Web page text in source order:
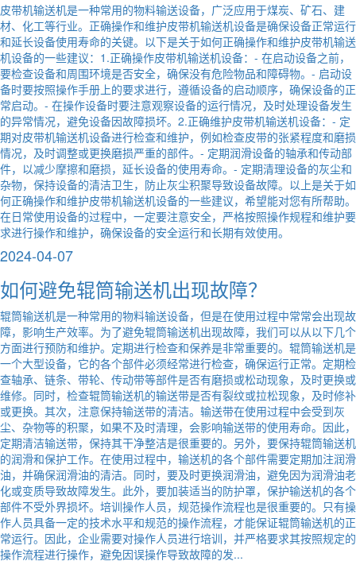
皮带机输送机是一种常用的物料输送设备，广泛应用于煤炭、矿石、建
材、化工等行业。正确操作和维护皮带机输送机设备是确保设备正常运行
和延长设备使用寿命的关键。以下是关于如何正确操作和维护皮带机输送
机设备的一些建议：1.正确操作皮带机输送机设备：- 在启动设备之前，
要检查设备和周围环境是否安全，确保没有危险物品和障碍物。- 启动设
备时要按照操作手册上的要求进行，遵循设备的启动顺序，确保设备的正
常启动。- 在操作设备时要注意观察设备的运行情况，及时处理设备发生
的异常情况，避免设备因故障损坏。2.正确维护皮带机输送机设备：- 定
期对皮带机输送机设备进行检查和维护，例如检查皮带的张紧程度和磨损
情况，及时调整或更换磨损严重的部件。- 定期润滑设备的轴承和传动部
件，以减少摩擦和磨损，延长设备的使用寿命。- 定期清理设备的灰尘和
杂物，保持设备的清洁卫生，防止灰尘积聚导致设备故障。以上是关于如
何正确操作和维护皮带机输送机设备的一些建议，希望能对您有所帮助。
在日常使用设备的过程中，一定要注意安全，严格按照操作规程和维护要
求进行操作和维护，确保设备的安全运行和长期有效使用。
2024-04-07
如何避免辊筒输送机出现故障？
辊筒输送机是一种常用的物料输送设备，但是在使用过程中常常会出现故
障，影响生产效率。为了避免辊筒输送机出现故障，我们可以从以下几个
方面进行预防和维护。定期进行检查和保养是非常重要的。辊筒输送机是
一个大型设备，它的各个部件必须经常进行检查，确保运行正常。定期检
查轴承、链条、带轮、传动带等部件是否有磨损或松动现象，及时更换或
维修。同时，检查辊筒输送机的输送带是否有裂纹或拉松现象，及时修补
或更换。其次，注意保持输送带的清洁。输送带在使用过程中会受到灰
尘、杂物等的积聚，如果不及时清理，会影响输送带的使用寿命。因此，
定期清洁输送带，保持其干净整洁是很重要的。另外，要保持辊筒输送机
的润滑和保护工作。在使用过程中，输送机的各个部件需要定期加注润滑
油，并确保润滑油的清洁。同时，要及时更换润滑油，避免因为润滑油老
化或变质导致故障发生。此外，要加装适当的防护罩，保护输送机的各个
部件不受外界损坏。培训操作人员，规范操作流程也是很重要的。只有操
作人员具备一定的技术水平和规范的操作流程，才能保证辊筒输送机的正
常运行。因此，企业需要对操作人员进行培训，并严格要求其按照规定的
操作流程进行操作，避免因误操作导致故障的发...